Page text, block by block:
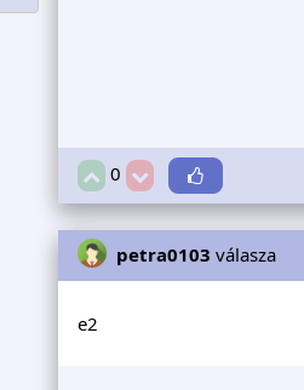
0
petra0103 válasza
e2